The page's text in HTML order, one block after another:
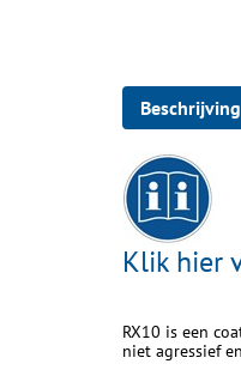
Beschrijving
Klik hier
RX10 is een
niet agressief